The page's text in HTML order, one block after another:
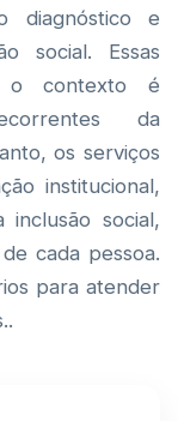
diagnóstico e
social. Essas
o contexto é
da
os serviços
institucional,
social,
cada pessoa.
para atender